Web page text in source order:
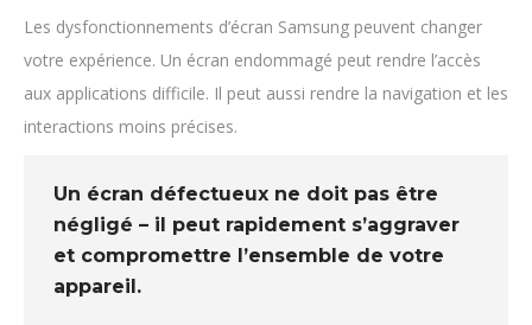
Les dysfonctionnements d’écran Samsung peuvent changer
votre expérience. Un écran endommagé peut rendre l’accès
aux applications difficile. Il peut aussi rendre la navigation et les
interactions moins précises.
Un écran défectueux ne doit pas être
négligé – il peut rapidement s’aggraver
et compromettre l’ensemble de votre
appareil.